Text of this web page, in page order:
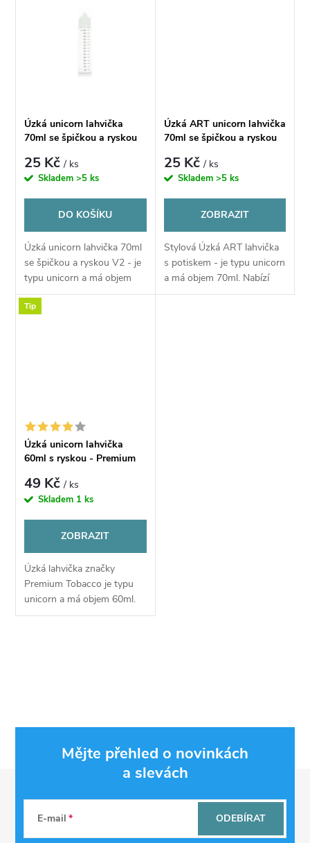
Úzká unicorn lahvička
70ml se špičkou a ryskou
25 Kč/ ks
Skladem>5 ks
DO KOŠÍKU
Úzká unicorn lahvička 70ml
se špičkou a ryskou V2 - je
typu unicorn a má objem
70ml. Nabízí velmi pohodlné
plnění pomocí úzkého
Úzká ART unicorn lahvička
70ml se špičkou a ryskou
25 Kč/ ks
Skladem >5 ks
ZOBRAZIT
Stylová Úzká ART lahvička
s potiskem - je typu unicorn
a má objem 70ml. Nabízí
velmi pohodlné plnění
Tip
Úzká unicorn lahvička
60ml s ryskou - Premium
49 Kč/ ks
Skladem 1 ks
ZOBRAZIT
Úzká lahvička značky
Premium Tobacco je typu
unicorn a má objem 60ml.
Nabízí velmi pohodlné
a
Mějte přehled o novinkách
a slevách
E-mail ODEBÍRAT